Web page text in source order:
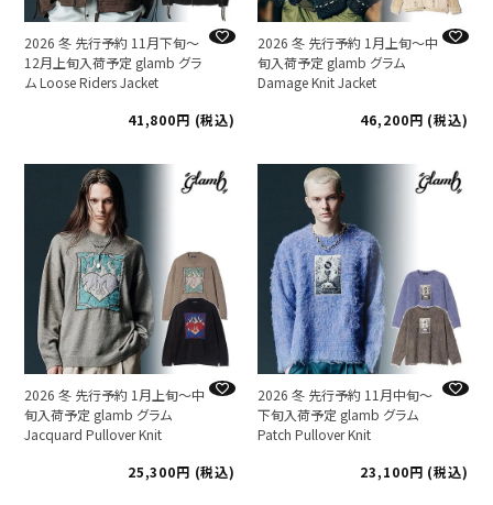
2026 冬 先行予約 11月下旬～
12月上旬入荷予定 glamb グラ
ム Loose Riders Jacket
41,800
税込
2026 冬 先行予約 1月上旬～中
旬入荷予定 glamb グラム
Damage Knit Jacket
46,200
税込
2026 冬 先行予約 1月上旬～中
旬入荷予定 glamb グラム
Jacquard Pullover Knit
25,300
税込
2026 冬 先行予約 11月中旬～
下旬入荷予定 glamb グラム
Patch Pullover Knit
23,100
税込